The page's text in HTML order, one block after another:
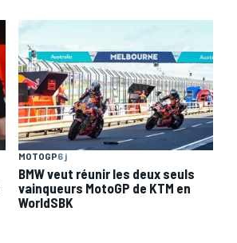
MOTOGP6 j
BMW veut réunir les deux seuls
vainqueurs MotoGP de KTM en
WorldSBK